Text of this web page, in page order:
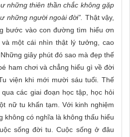
những thiên thần chắc không gặp
những người ngoài đời”. Thật vậy,
bước vào con đường tìm hiểu ơn
một cái nhìn thật lý tưởng, cao
giây phút đó sao mà đẹp thế
ham chơi và chẳng hiểu gì về đời
viện khi mới mười sáu tuổi. Thế
các giai đoạn học tập, học hỏi
nữ tu khấn tạm. Với kinh nghiệm
không có nghĩa là không thấu hiểu
sống đời tu. Cuộc sống ở đâu